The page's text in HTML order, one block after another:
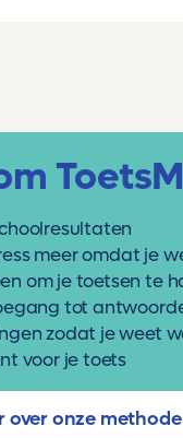
meer omdat je
om je toetsen te
tot
zodat je weet
voor je toets
over onze methode